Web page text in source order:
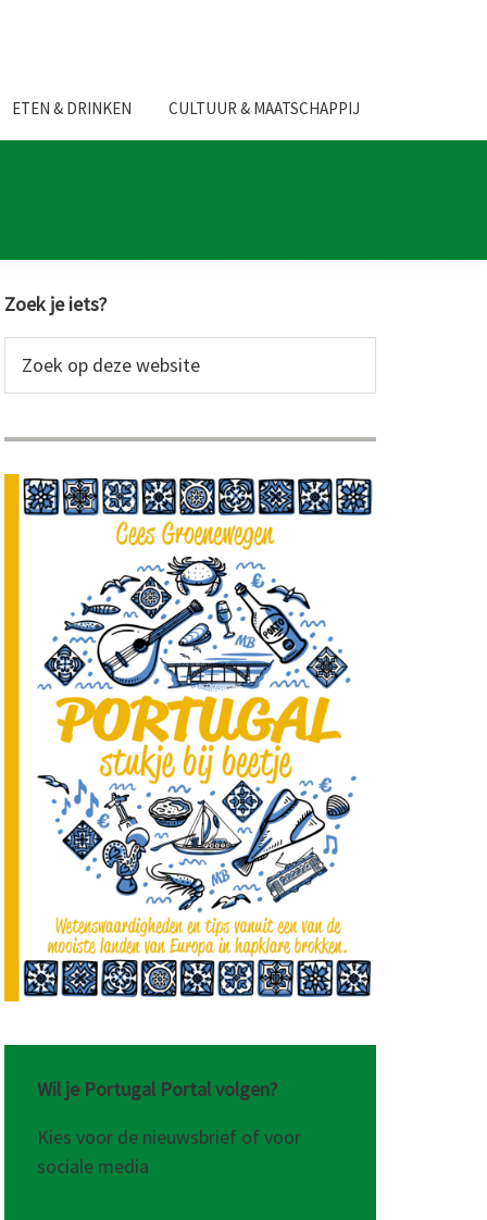
ETEN & DRINKEN CULTUUR & MAATSCHAPPIJ
Primaire
Sidebar
Zoek je iets?
op
website
Wil je Portugal Portal volgen?
Kies voor de nieuwsbrief of voor
sociale media